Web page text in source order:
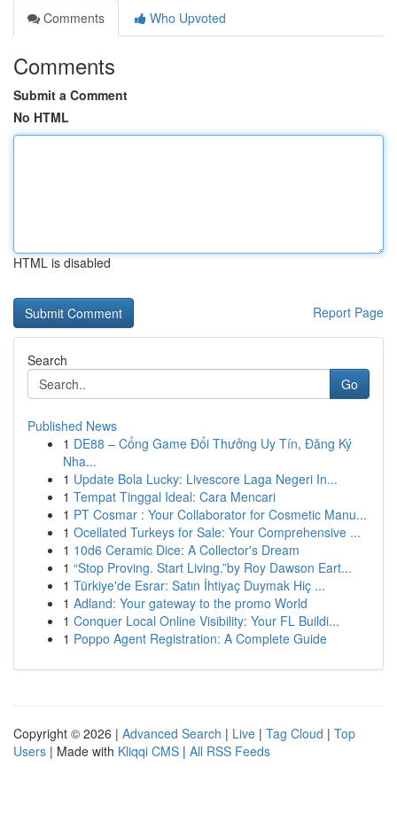
Comments
Who Upvoted
Comments
Submit a Comment
No HTML
HTML is disabled
Report Page
Search
Go
Published News
1 DE88 – Cổng Game Đổi Thưởng Uy Tín, Đăng Ký
Nha...
1 Update Bola Lucky: Livescore Laga Negeri In...
1 Tempat Tinggal Ideal: Cara Mencari
1 PT Cosmar : Your Collaborator for Cosmetic Manu...
1 Ocellated Turkeys for Sale: Your Comprehensive ...
1 10d6 Ceramic Dice: A Collector's Dream
1 “Stop Proving. Start Living.”by Roy Dawson Eart...
1 Türkiye'de Esrar: Satın İhtiyaç Duymak Hiç ...
1 Adland: Your gateway to the promo World
1 Conquer Local Online Visibility: Your FL Buildi...
1 Poppo Agent Registration: A Complete Guide
Copyright © 2026 | Advanced Search | Live | Tag Cloud | Top
Users | Made with Kliqqi CMS | All RSS Feeds